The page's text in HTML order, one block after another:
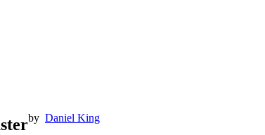
by Daniel King